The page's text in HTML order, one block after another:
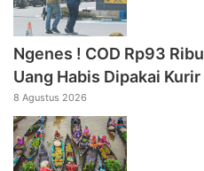
Ngenes ! COD Rp93
Uang Habis Dipakai Kurir
8 Agustus 2026